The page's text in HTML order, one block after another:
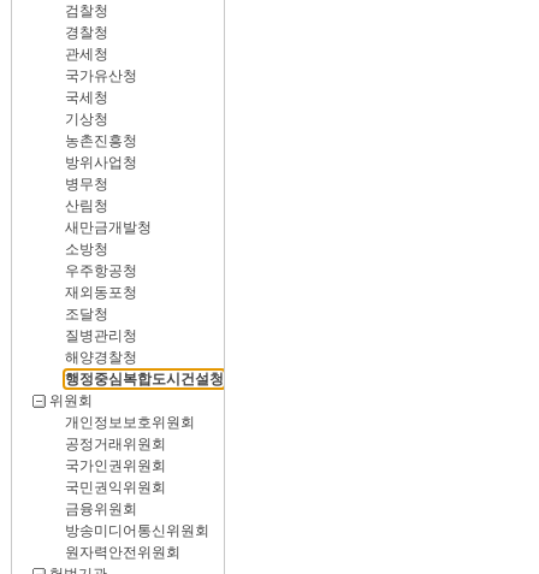
검찰청
경찰청
관세청
국가유산청
국세청
기상청
농촌진흥청
방위사업청
병무청
산림청
새만금개발청
소방청
우주항공청
재외동포청
조달청
질병관리청
해양경찰청
행정중심복합도시건설청
위원회
개인정보보호위원회
공정거래위원회
국가인권위원회
국민권익위원회
금융위원회
방송미디어통신위원회
원자력안전위원회